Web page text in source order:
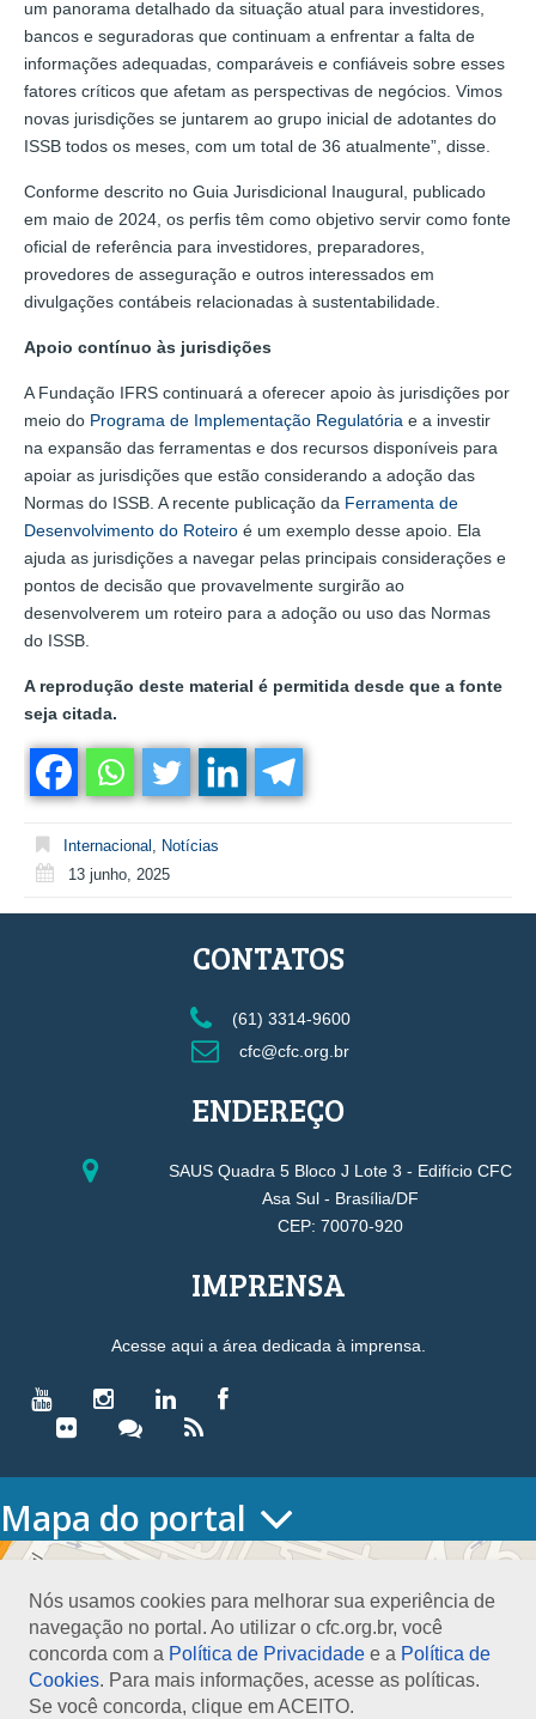
um panorama detalhado da situação atual para investidores,
bancos e seguradoras que continuam a enfrentar a falta de
informações adequadas, comparáveis e confiáveis sobre esses
fatores críticos que afetam as perspectivas de negócios. Vimos
novas jurisdições se juntarem ao grupo inicial de adotantes do
ISSB todos os meses, com um total de 36 atualmente”, disse.
Conforme descrito no Guia Jurisdicional Inaugural, publicado
em maio de 2024, os perfis têm como objetivo servir como fonte
oficial de referência para investidores, preparadores,
provedores de asseguração e outros interessados em
divulgações contábeis relacionadas à sustentabilidade.
Apoio contínuo às jurisdições
A Fundação IFRS continuará a oferecer apoio às jurisdições por
meio do Programa de Implementação Regulatória e a investir
na expansão das ferramentas e dos recursos disponíveis para
apoiar as jurisdições que estão considerando a adoção das
Normas do ISSB. A recente publicação da Ferramenta de
Desenvolvimento do Roteiro é um exemplo desse apoio. Ela
ajuda as jurisdições a navegar pelas principais considerações e
pontos de decisão que provavelmente surgirão ao
desenvolverem um roteiro para a adoção ou uso das Normas
do ISSB.
A reprodução deste material é permitida desde que a fonte
seja citada.
Internacional , Notícias
13 junho, 2025
Nós usamos cookies para melhorar sua experiência de
navegação no portal. Ao utilizar o cfc.org.br, você
concorda com a Política de Privacidade e a Política de
Cookies. Para mais informações, acesse as políticas.
Se você concorda, clique em ACEITO.
CONTATOS
(61) 3314-9600
cfc@cfc.org.br
ENDEREÇO
SAUS Quadra 5 Bloco J Lote 3 - Edifício CFC
Asa Sul - Brasília/DF
CEP: 70070-920
IMPRENSA
Acesse aqui a área dedicada à imprensa.
Mapa do portal
HOME
Conselho Diretor
Nossa Sede
Planejamento
Organograma
Medalha João Lyra